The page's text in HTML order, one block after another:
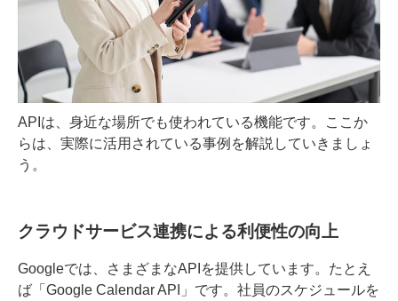
APIは、身近な場所でも使われている機能です。ここか
らは、実際に活用されている事例を解説していきましょ
う。
クラウドサービス連携による利便性の向上
Googleでは、さまざまなAPIを提供しています。たとえ
ば「Google Calendar API」です。社員のスケジュールを